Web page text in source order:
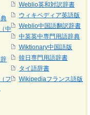
中
フ
Weblio英和対訳辞書
ウィキペディア英語版
Weblio中国語翻訳辞書
中英英中専門用語辞典
Wiktionary中国語版
韓日専門用語辞書
タイ語辞書
Wikipediaフランス語版